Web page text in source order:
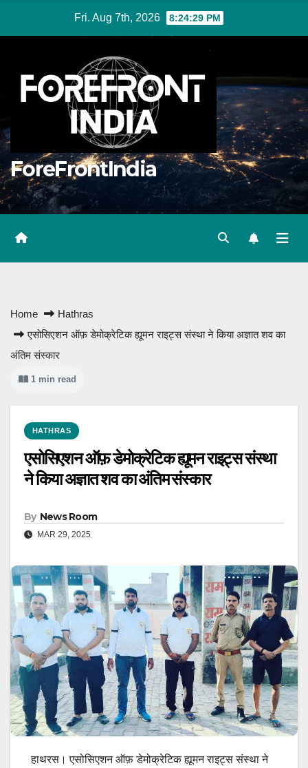
Fri. Aug 7th, 2026 8:24:29 PM
ForeFrontIndia
Home
Hathras
एसोसिएशन ऑफ़ डेमोक्रेटिक ह्यूमन राइट्स संस्था ने किया अज्ञात शव का
अंतिम संस्कार
1 min read
HATHRAS
एसोसिएशन ऑफ़ डेमोक्रेटिक ह्यूमन राइट्स संस्था
ने किया अज्ञात शव का अंतिम संस्कार
By News Room
MAR 29, 2025
हाथरस। एसोसिएशन ऑफ़ डेमोक्रेटिक ह्यूमन राइट्स संस्था ने